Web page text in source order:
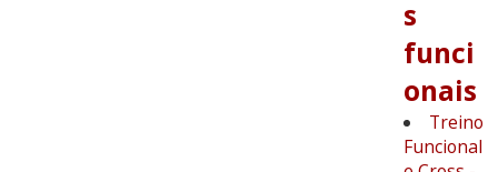
s
funci
onais
Treino
Funcional